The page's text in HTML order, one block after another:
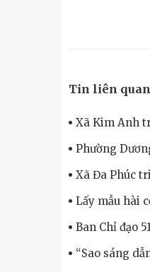
Tin liên quan
Xã Kim Anh
Phường
Xã Đa Phúc
Lấy mẫu hài
Ban Chỉ đạo
“Sao sáng